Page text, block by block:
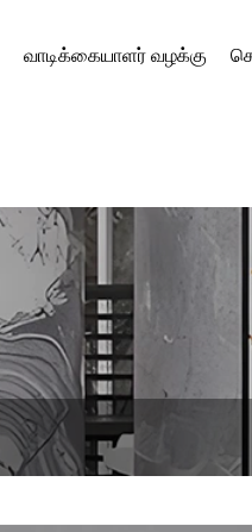
வாடிக்கையாளர் வழக்கு